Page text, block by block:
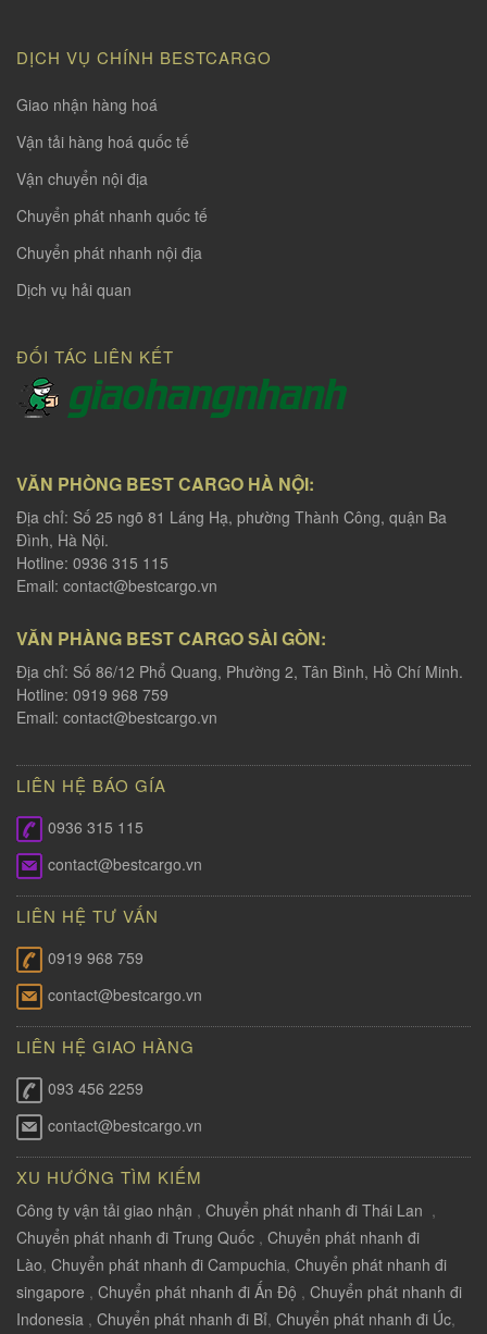
DỊCH VỤ CHÍNH BESTCARGO
Giao nhận hàng hoá
Vận tải hàng hoá quốc tế
Vận chuyển nội địa
Chuyển phát nhanh quốc tế
Chuyển phát nhanh nội địa
Dịch vụ hải quan
ĐỐI TÁC LIÊN KẾT
VĂN PHÒNG BEST CARGO HÀ NỘI:
Địa chỉ: Số 25 ngõ 81 Láng Hạ, phường Thành Công, quận Ba
Đình, Hà Nội.
Hotline: 0936 315 115
Email: contact@bestcargo.vn
VĂN PHÀNG BEST CARGO SÀI GÒN:
Địa chỉ: Số 86/12 Phổ Quang, Phường 2, Tân Bình, Hồ Chí Minh.
Hotline: 0919 968 759
Email: contact@bestcargo.vn
LIÊN HỆ BÁO GÍA
0936 315 115
contact@bestcargo.vn
LIÊN HỆ TƯ VẤN
0919 968 759
contact@bestcargo.vn
LIÊN HỆ GIAO HÀNG
093 456 2259
contact@bestcargo.vn
XU HƯỚNG TÌM KIẾM
Công ty vận tải giao nhận , Chuyển phát nhanh đi Thái Lan ,
Chuyển phát nhanh đi Trung Quốc , Chuyển phát nhanh đi
Lào, Chuyển phát nhanh đi Campuchia, Chuyển phát nhanh đi
singapore , Chuyển phát nhanh đi Ấn Độ , Chuyển phát nhanh đi
Indonesia , Chuyển phát nhanh đi Bỉ, Chuyển phát nhanh đi Úc,